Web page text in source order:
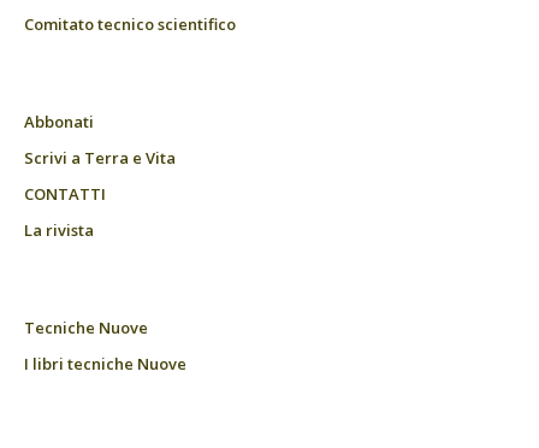
Comitato tecnico scientifico
Abbonati
Scrivi a Terra e Vita
CONTATTI
La rivista
Tecniche Nuove
I libri tecniche Nuove